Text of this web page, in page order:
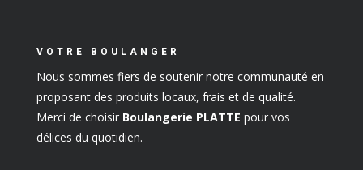
VOTRE BOULANGER
Nous sommes fiers de soutenir notre communauté en
proposant des produits locaux, frais et de qualité.
Merci de choisir Boulangerie PLATTE pour vos
délices du quotidien.